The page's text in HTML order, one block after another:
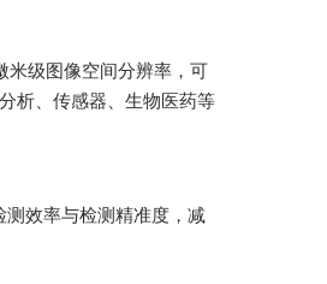
米级图像空间分辨率，可
析、传感器、生物医药等
效率与检测精准度，减